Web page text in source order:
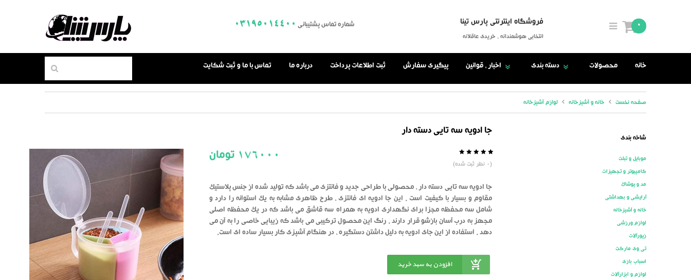
03195014400 شماره تماس پشتیبانی فروشگاه اینترنتی پارس تینا
انتخابی هوشمندانه ، خریدی عاقلانه
0
خانه محصولات دسته بندی اخبار ، قوانین پیگیری سفارش ثبت اطلاعات پرداخت درباره ما تماس با ما و ثبت شکایت
صفحه نخست خانه و آشپزخانه لوازم آشپزخانه
جا ادویه سه تایی دسته دار
از
50
رای
دهنده
(
0 نظر ثبت شده)
176000 تومان
جا ادویه سه تایی دسته دار ، محصولی با طراحی جدید و فانتزی می باشد که تولید شده از جنس پلاستیک
مقاوم و بسیار با کیفیت است . این جا ادویه ای فانتزی ، طرح ظاهری مشابه به یک استوانه را دارد و
شامل سه محفظه مجزا برای نگهداری ادویه به همراه سه قاشق می باشد که در یک محفظه اصلی
مجهز به درب آسان بازشو قرار دارند . رنگ این محصول ترکیبی می باشد که زیبایی خاصی را به آن می
دهد . استفاده از این جای ادویه به دلیل داشتن دستگیره ، در هنگام آشپزی کار بسیار ساده ای است.
افزودن به سبد خرید
شاخه بندی
موبایل و تبلت
کامپیوتر و تجهیزات
مد و پوشاک
آرایشی و بهداشتی
خانه و آشپزخانه
لوازم ورزشی
زیورآلات
تی وی مارکت
اسباب بازی
لوازم و ابزارآلات